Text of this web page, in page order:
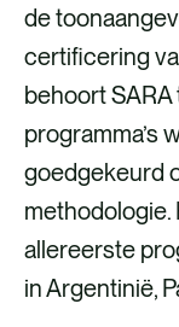
i
a
L
i
n
k
e
d
i
a
F
a
c
e
b
o
i
a
X
de
certificering
behoort
programma’s
goedgekeurd
allereerste
in Argentinië,